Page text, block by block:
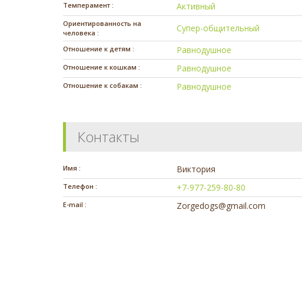
Темперамент : Активный
Ориентированность на
человека :
Супер-общительный
Отношение к детям : Равнодушное
Отношение к кошкам : Равнодушное
Отношение к собакам : Равнодушное
Контакты
Имя : Виктория
Телефон : +7-977-259-80-80
E-mail : Zorgedogs@gmail.com